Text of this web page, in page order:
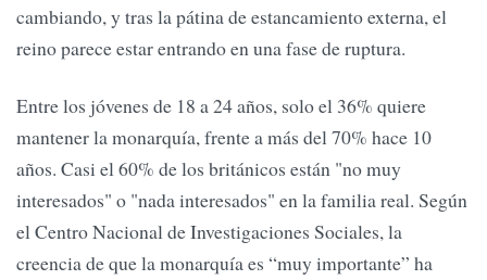
cambiando, y tras la pátina de estancamiento externa, el
reino parece estar entrando en una fase de ruptura.
Entre los jóvenes de 18 a 24 años, solo el 36% quiere
mantener la monarquía, frente a más del 70% hace 10
años. Casi el 60% de los británicos están "no muy
interesados" o "nada interesados" en la familia real. Según
el Centro Nacional de Investigaciones Sociales, la
creencia de que la monarquía es “muy importante” ha